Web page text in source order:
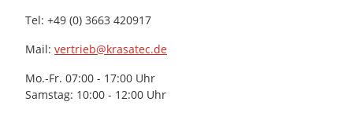
Tel: +49 (0) 3663 420917
Mail: vertrieb@krasatec.de
Mo.-Fr. 07:00 - 17:00 Uhr
Samstag: 10:00 - 12:00 Uhr